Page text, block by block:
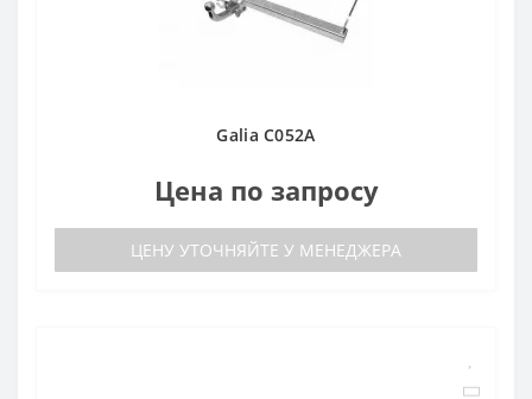
Galia C052A
Цена по запросу
ЦЕНУ УТОЧНЯЙТЕ У МЕНЕДЖЕРА